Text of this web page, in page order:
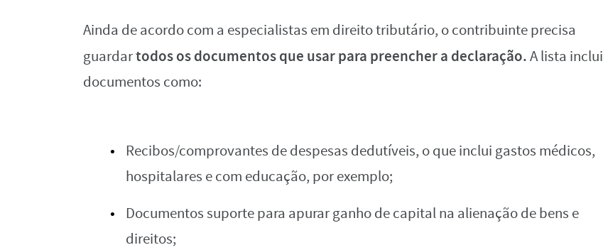
Ainda de acordo com a especialistas em direito tributário, o contribuinte precisa
guardartodos os documentos que usar para preencher a declaração.A lista inclui
documentos como:
Recibos/comprovantes de despesas dedutíveis, o que inclui gastos médicos,
hospitalares e com educação, por exemplo;
Documentos suporte para apurar ganho de capital na alienação de bens e
direitos;